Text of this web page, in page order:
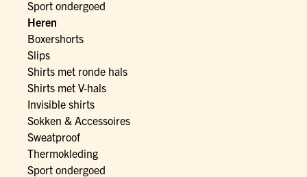
Sport ondergoed
Heren
Boxershorts
Slips
Shirts met ronde hals
Shirts met V-hals
Invisible shirts
Sokken & Accessoires
Sweatproof
Thermokleding
Sport ondergoed